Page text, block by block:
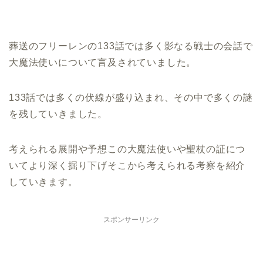
葬送のフリーレンの133話では多く影なる戦士の会話で
大魔法使いについて言及されていました。
133話では多くの伏線が盛り込まれ、その中で多くの謎
を残していきました。
考えられる展開や予想この大魔法使いや聖杖の証につ
いてより深く掘り下げそこから考えられる考察を紹介
していきます。
スポンサーリンク